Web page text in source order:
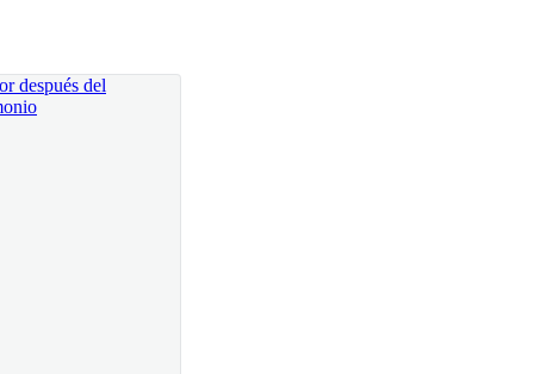
la manera de estar cerca, de seguir siendo parte